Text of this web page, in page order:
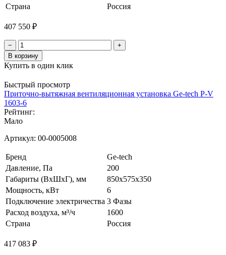
Страна
Россия
407 550 ₽
−
+
В корзину
Купить в один клик
Быстрый просмотр
Приточно-вытяжная вентиляционная установка Ge-tech P-V
1603-6
Рейтинг:
Мало
Артикул: 00-0005008
Бренд
Ge-tech
Давление, Па
200
Габариты (ВхШхГ), мм
850х575х350
Мощность, кВт
6
Подключение электричества 3 Фазы
Расход воздуха, м³/ч
1600
Страна
Россия
417 083 ₽